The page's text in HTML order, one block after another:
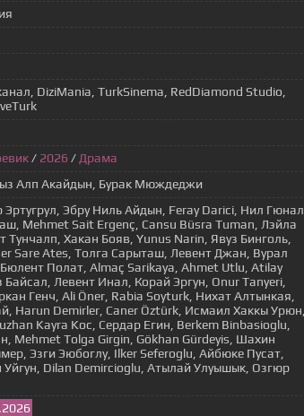
DiziMania, TurkSinema, RedDiamond Studio,
/ 2026 / Драма
Алп Акайдын, Бурак Мюждеджи
Эбру Ниль Айдын, Feray Darici, Нил Гюнал,
Mehmet Sait Ergenç, Cansu Büsra Tuman, Лэйла
Тунчалп, Хакан Бояв, Yunus Narin, Явуз Бинголь,
Sare Ates, Толга Сарыташ, Левент Джан, Вурал
Полат, Almaç Sarikaya, Ahmet Utlu, Atilay
Левент Инал, Корай Эргун, Onur Tanyeri,
Генч, Ali Öner, Rabia Soyturk, Нихат Алтынкая,
Harun Demirler, Caner Öztürk, Исмаил Хаккы Урюн,
Kayra Koc, Сердар Егин, Berkem Binbasioglu,
Mehmet Tolga Girgin, Gökhan Gürdeyis, Шахин
Эзги Эюбоглу, Ilker Seferoglu, Айбюке Пусат,
Dilan Demircioglu, Атылай Улуышык, Озгюр